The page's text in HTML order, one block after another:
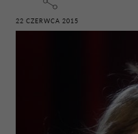
22 CZERWCA 2015